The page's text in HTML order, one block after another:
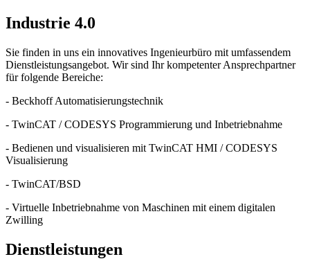
Industrie 4.0
Sie finden in uns ein innovatives Ingenieurbüro mit umfassendem
Dienstleistungsangebot. Wir sind Ihr kompetenter Ansprechpartner
für folgende Bereiche:
- Beckhoff Automatisierungstechnik
- TwinCAT / CODESYS Programmierung und Inbetriebnahme
- Bedienen und visualisieren mit TwinCAT HMI / CODESYS
Visualisierung
- TwinCAT/BSD
- Virtuelle Inbetriebnahme von Maschinen mit einem digitalen
Zwilling
Dienstleistungen